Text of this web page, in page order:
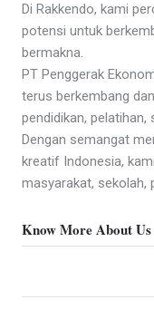
Di Rakkendo, kami
potensi untuk
bermakna.
PT Penggerak
terus berkembang
pendidikan, pelatihan,
Dengan semangat
kreatif Indonesia,
masyarakat, sekolah,
Know More About Us